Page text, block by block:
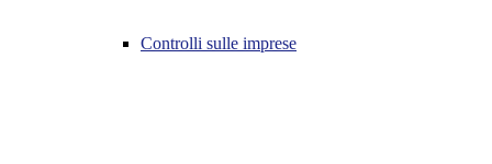
Controlli sulle imprese